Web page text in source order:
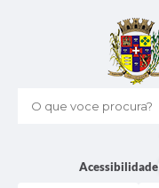
O que voce procura?
Acessibilidade